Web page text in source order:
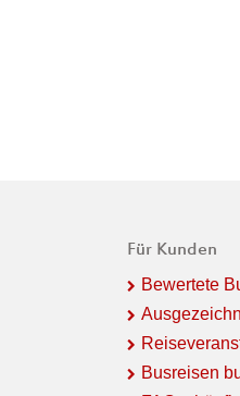
Für Kunden
Bewertete
Busreisen